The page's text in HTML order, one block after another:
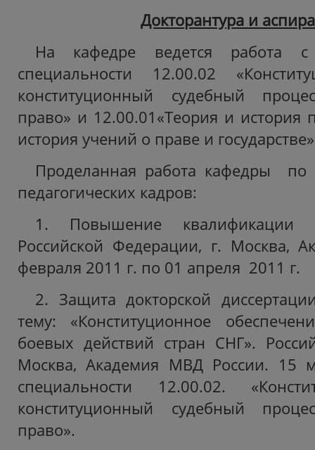
Докторантура и
На кафедре ведется работа с
специальности 12.00.02
конституционный судебный
право» и 12.00.01«Теория и история
история учений о праве и
Проделанная работа кафедры по
педагогических кадров:
1. Повышение
Российской Федерации, г.
февраля 2011 г. по 01 апреля 2011 г.
2. Защита докторской
тему: «Конституционное
боевых действий стран СНГ».
Москва, Академия МВД России. 15
специальности 12.00.02.
конституционный судебный
право».